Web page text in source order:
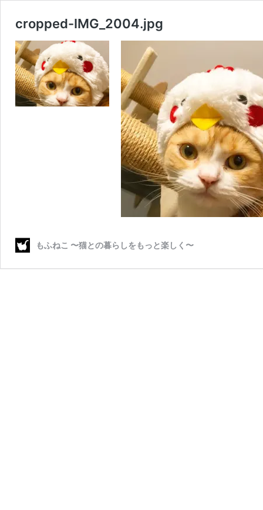
cropped-IMG_2004.jpg
もふねこ 〜猫との暮らしをもっと楽しく〜